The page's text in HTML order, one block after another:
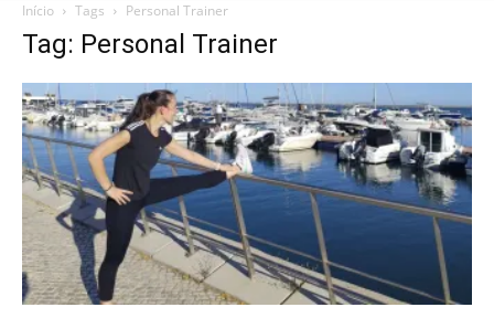
Início Tags Personal Trainer
Tag: Personal Trainer